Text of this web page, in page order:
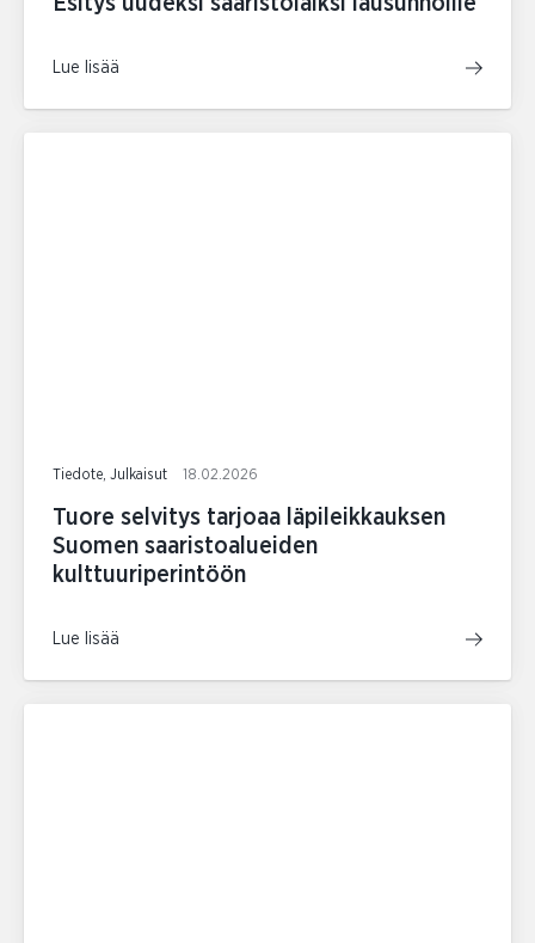
Lue lisää
Tiedote, Julkaisut 18.02.2026
Tuore selvitys tarjoaa läpileikkauksen
Suomen saaristoalueiden
kulttuuriperintöön
Lue lisää